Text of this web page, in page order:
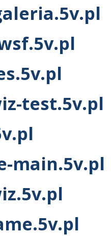
test.5v.pl
main.5v.pl